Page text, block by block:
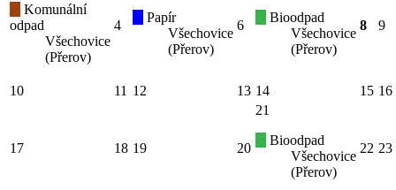
Komunální
odpad
Všechovice
(Přerov)
4
Papír
Všechovice
(Přerov)
6
Bioodpad
Všechovice
(Přerov)
8 9
10 11 12 13 14 15 16
17 18 19 20
21
Bioodpad
Všechovice
(Přerov)
22 23